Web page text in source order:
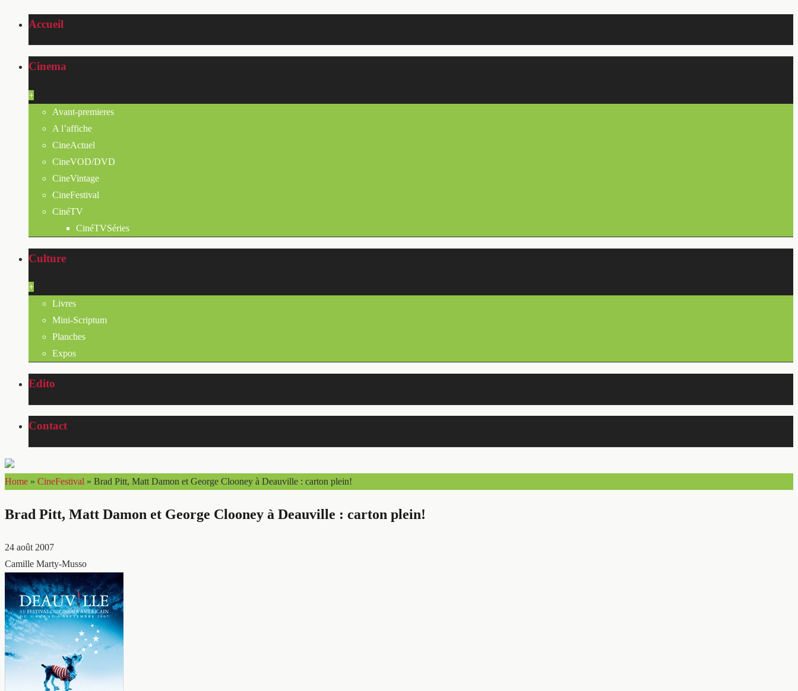
Accueil
Cinema
+
Avant-premieres
A l’affiche
CineActuel
CineVOD/DVD
CineVintage
CineFestival
CinéTV
CinéTVSéries
Culture
+
Livres
Mini-Scriptum
Planches
Expos
Edito
Contact
Home » CineFestival » Brad Pitt, Matt Damon et George Clooney à Deauville : carton plein!
Brad Pitt, Matt Damon et George Clooney à Deauville : carton plein!
24 août 2007
Camille Marty-Musso